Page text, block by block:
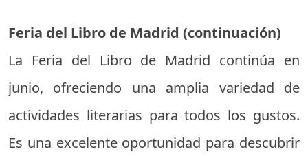
Feria del Libro de Madrid (continuación)
La Feria del Libro de Madrid continúa en
junio, ofreciendo una amplia variedad de
actividades literarias para todos los gustos.
Es una excelente oportunidad para descubrir